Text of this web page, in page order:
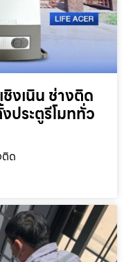
ชิงเนิน ช่างติด
ประตูรีโมททั่ว
ติด